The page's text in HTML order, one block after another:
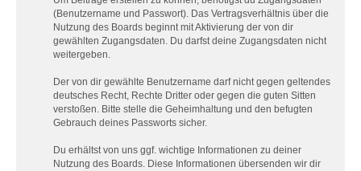
(Benutzername und Passwort). Das Vertragsverhältnis über die
Nutzung des Boards beginnt mit Aktivierung der von dir
gewählten Zugangsdaten. Du darfst deine Zugangsdaten nicht
weitergeben.
Der von dir gewählte Benutzername darf nicht gegen geltendes
deutsches Recht, Rechte Dritter oder gegen die guten Sitten
verstoßen. Bitte stelle die Geheimhaltung und den befugten
Gebrauch deines Passworts sicher.
Du erhältst von uns ggf. wichtige Informationen zu deiner
Nutzung des Boards. Diese Informationen übersenden wir dir